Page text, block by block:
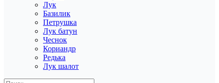
Лук
Базилик
Петрушка
Лук батун
Чеснок
Кориандр
Редька
Лук шалот